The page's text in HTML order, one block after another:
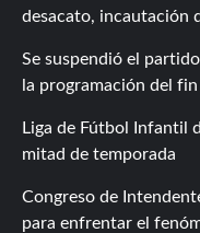
desacato, incautación
Se suspendió el
la programación del fin
Liga de Fútbol Infantil
mitad de temporada
Congreso de
para enfrentar el